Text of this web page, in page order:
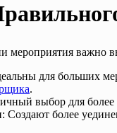
мероприятия важно
для больших
.
выбор для
: Создают более